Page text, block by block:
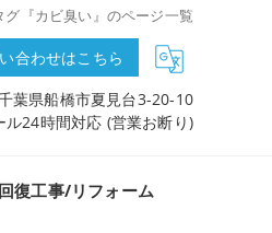
グ『カビ臭い』のページ一覧
合わせはこちら
葉県船橋市夏見台3-20-10
24時間対応 (営業お断り)
復工事/リフォーム